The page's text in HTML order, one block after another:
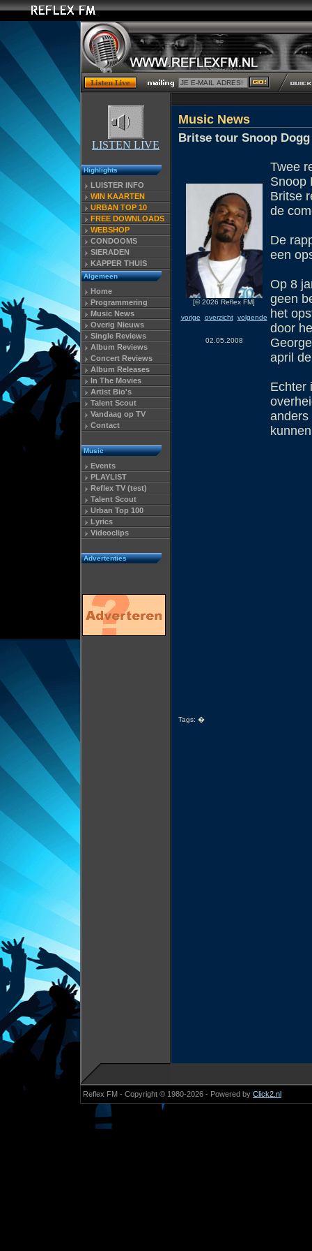
LISTEN LIVE
Highlights
LUISTER INFO
WIN KAARTEN
URBAN TOP 10
FREE DOWNLOADS
WEBSHOP
CONDOOMS
SIERADEN
KAPPER THUIS
Algemeen
Home
Programmering
Music News
Overig Nieuws
Single Reviews
Album Reviews
Concert Reviews
Album Releases
In The Movies
Artist Bio's
Talent Scout
Vandaag op TV
Contact
Music
Events
PLAYLIST
Reflex TV (test)
Talent Scout
Urban Top 100
Lyrics
Videoclips
Advertenties
Music News
Britse tour Snoop
[© 2026 Reflex FM]
vorige
overzicht volgende
02.05.2008
Twee
Snoop
Britse
de
De
een
Op 8
geen
het
door
april
Echter
anders
Tags: �
Reflex FM - Copyright © 1980-2026 - Powered by Click2.nl